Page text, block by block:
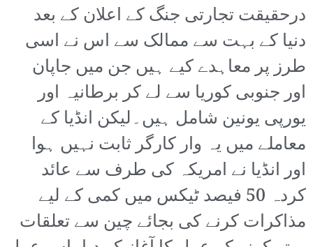
درحقیقت تجارتی جنگ کے اعلان کے بعد
دنیا کے بہت سے ممالک سے اس نے اسی
طرز پر معاہدے کیے ہیں جن میں جاپان
اور جنوبی کوریا سے لے کر برطانیہ اور
یورپی یونین شامل ہیں۔لیکن انڈیا کے
معاملے میں یہ وار کارگر ثابت نہیں ہوا
اور انڈیا نے امریکہ کی طرف سے عائد
کردہ 50 فیصد ٹیکس میں کمی کے لیے
مذاکرات کرنے کی بجائے چین سے تعلقات